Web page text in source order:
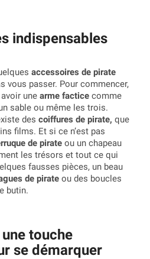
indispensables
accessoires de pirate
vous passer. Pour commencer,
une arme factice comme
sable ou même les trois.
des coiffures de pirate, que
films. Et si ce n’est pas
de pirate ou un chapeau
les trésors et tout ce qui
fausses pièces, un beau
de pirate ou des boucles
butin.
touche
se démarquer